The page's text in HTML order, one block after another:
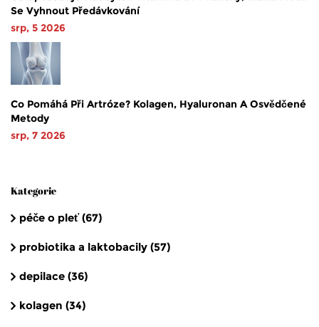
Se Vyhnout Předávkování
srp, 5 2026
Co Pomáhá Při Artróze? Kolagen, Hyaluronan A Osvědčené
Metody
srp, 7 2026
Kategorie
péče o pleť(67)
probiotika a laktobacily (57)
depilace (36)
kolagen (34)